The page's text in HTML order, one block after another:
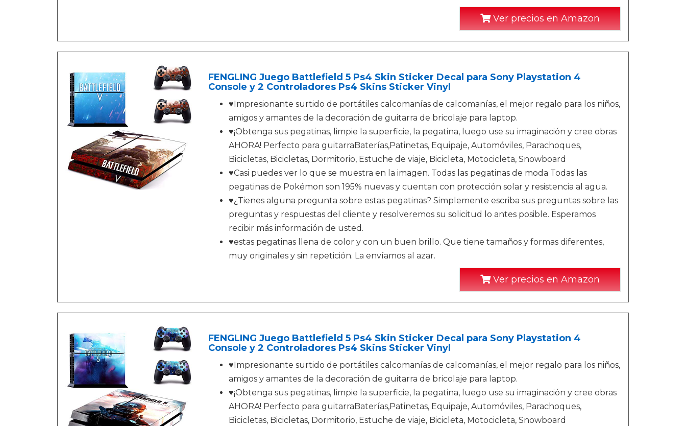
Ver precios en Amazon
FENGLING Juego Battlefield 5 Ps4 Skin Sticker Decal para Sony Playstation 4
Console y 2 Controladores Ps4 Skins Sticker Vinyl
♥Impresionante surtido de portátiles calcomanías de calcomanías, el mejor regalo para los niños,
amigos y amantes de la decoración de guitarra de bricolaje para laptop.
♥¡Obtenga sus pegatinas, limpie la superficie, la pegatina, luego use su imaginación y cree obras
AHORA! Perfecto para guitarraBaterías,Patinetas, Equipaje, Automóviles, Parachoques,
Bicicletas, Bicicletas, Dormitorio, Estuche de viaje, Bicicleta, Motocicleta, Snowboard
♥Casi puedes ver lo que se muestra en la imagen. Todas las pegatinas de moda Todas las
pegatinas de Pokémon son 195% nuevas y cuentan con protección solar y resistencia al agua.
♥¿Tienes alguna pregunta sobre estas pegatinas? Simplemente escriba sus preguntas sobre las
preguntas y respuestas del cliente y resolveremos su solicitud lo antes posible. Esperamos
recibir más información de usted.
♥estas pegatinas llena de color y con un buen brillo. Que tiene tamaños y formas diferentes,
muy originales y sin repetición. La envíamos al azar.
Ver precios en Amazon
FENGLING Juego Battlefield 5 Ps4 Skin Sticker Decal para Sony Playstation 4
Console y 2 Controladores Ps4 Skins Sticker Vinyl
♥Impresionante surtido de portátiles calcomanías de calcomanías, el mejor regalo para los niños,
amigos y amantes de la decoración de guitarra de bricolaje para laptop.
♥¡Obtenga sus pegatinas, limpie la superficie, la pegatina, luego use su imaginación y cree obras
AHORA! Perfecto para guitarraBaterías,Patinetas, Equipaje, Automóviles, Parachoques,
Bicicletas, Bicicletas, Dormitorio, Estuche de viaje, Bicicleta, Motocicleta, Snowboard